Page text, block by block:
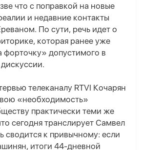
что с поправкой на новые
и недавние контакты
По сути, речь идет о
которая ранее уже
форточку» допустимого в
телеканалу RTVI Кочарян
«необходимость»
практически теми же
сегодня транслирует Самвел
сводится к привычному: если
итоги 44-дневной